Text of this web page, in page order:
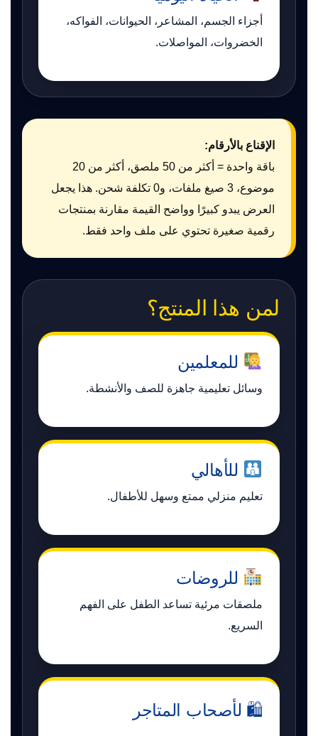
أجزاء الجسم، المشاعر، الحيوانات، الفواكه،
الخضروات، المواصلات.
الإقناع بالأرقام:
باقة واحدة = أكثر من 50 ملصق، أكثر من 20
موضوع، 3 صيغ ملفات، و0 تكلفة شحن. هذا يجعل
العرض يبدو كبيرًا وواضح القيمة مقارنة بمنتجات
رقمية صغيرة تحتوي على ملف واحد فقط.
لمن هذا المنتج؟
للمعلمين
وسائل تعليمية جاهزة للصف والأنشطة.
للأهالي
تعليم منزلي ممتع وسهل للأطفال.
للروضات
ملصقات مرئية تساعد الطفل على الفهم
السريع.
🛍 لأصحاب المتاجر